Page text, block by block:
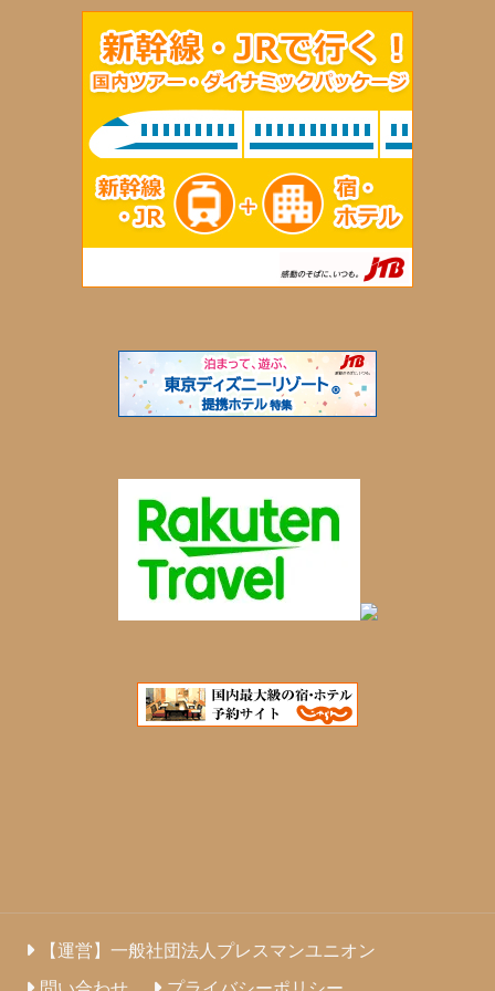
【運営】一般社団法人プレスマンユニオン